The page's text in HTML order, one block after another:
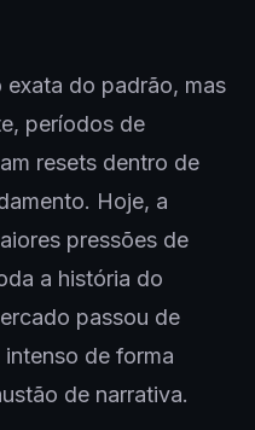
do padrão, mas
períodos de
resets dentro de
Hoje, a
pressões de
a história do
passou de
de forma
de narrativa.